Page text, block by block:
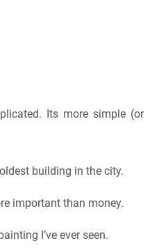
Its more simple (or
building in the city.
important than money.
I’ve ever seen.